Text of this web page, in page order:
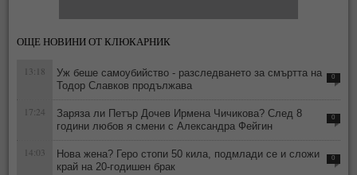
ОЩЕ НОВИНИ ОТ КЛЮКАРНИК
13:18
Уж беше самоубийство - разследването за смъртта на
Тодор Славков продължава
0
17:24
Заряза ли Петър Дочев Ирмена Чичикова? След 8
години любов я смени с Александра Фейгин
0
14:03
Нова жена? Геро стопи 50 кила, подмлади се и сложи
край на 20-годишен брак
0